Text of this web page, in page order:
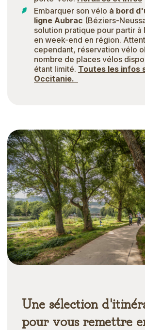
Embarquer son vélo à bord
ligne Aubrac (Béziers-
solution pratique pour partir à
en week-end en région.
cependant, réservation vélo
nombre de places vélos
étant limité. Toutes les infos
Occitanie.
Une sélection
pour vous remettre